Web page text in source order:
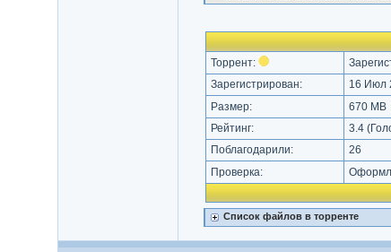
Торрент:
Зарегистрирован:
16 Июл
Размер:
670 MB
Рейтинг: 3.4
Поблагодарили:
26
Проверка:
Список файлов в торренте